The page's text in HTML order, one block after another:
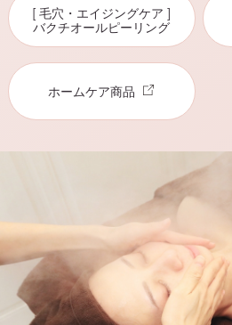
[ 毛穴・エイジングケア ]
バクチオールピーリング
ホームケア商品